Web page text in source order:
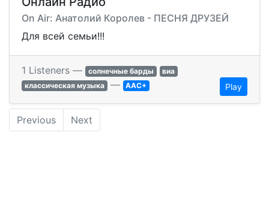
On Air: Анатолий Королев - ПЕСНЯ ДРУЗЕЙ
Для всей семьи!!!
1 Listeners — солнечные барды
виа
классическая музыка — AAC+ Play
Previous Next